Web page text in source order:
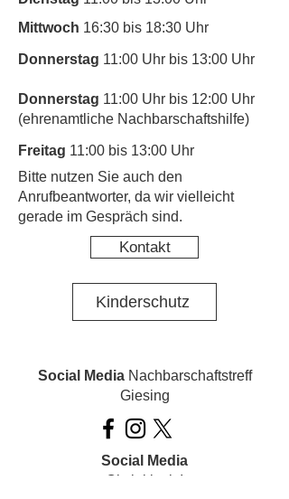
Mittwoch 16:30 bis 18:30 Uhr
Donnerstag 11:00 Uhr bis 13:00 Uhr
Donnerstag 11:00 Uhr bis 12:00 Uhr
(ehrenamtliche Nachbarschaftshilfe)
Freitag 11:00 bis 13:00 Uhr
​Bitte nutzen Sie auch den
Anrufbeantworter, da wir vielleicht
gerade im Gespräch sind.
Kontakt
Kinderschutz
Social MediaNachbarschaftstreff
Giesing
Social Media
Ois inklusiv!